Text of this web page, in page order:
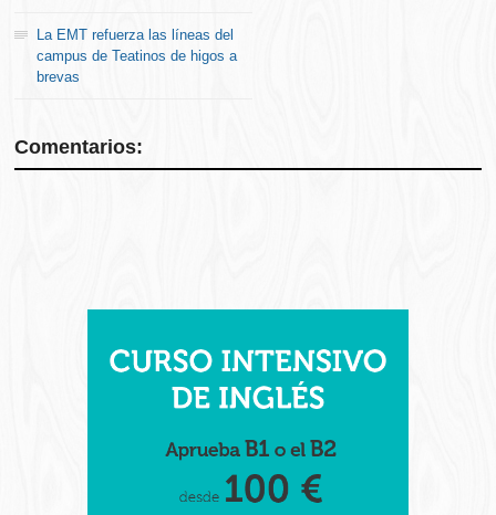
La EMT refuerza las líneas del
campus de Teatinos de higos a
brevas
Comentarios: